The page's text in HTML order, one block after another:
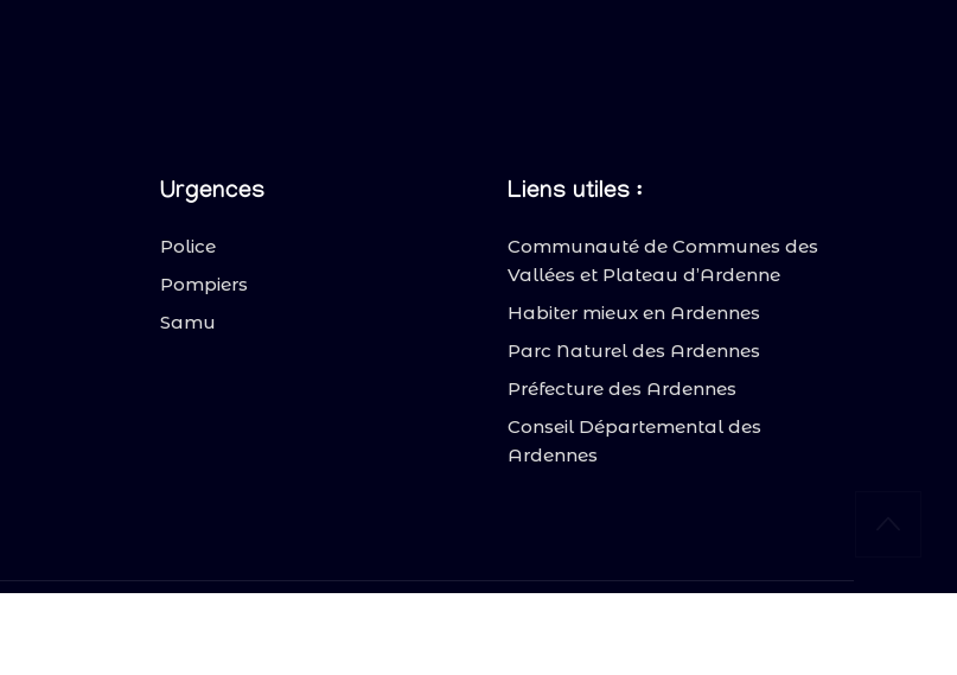
Urgences
Police
Pompiers
Samu
Liens utiles :
Communauté de Communes des
Vallées et Plateau d’Ardenne
Habiter mieux en Ardennes
Parc Naturel des Ardennes
Préfecture des Ardennes
Conseil Départemental des
Ardennes